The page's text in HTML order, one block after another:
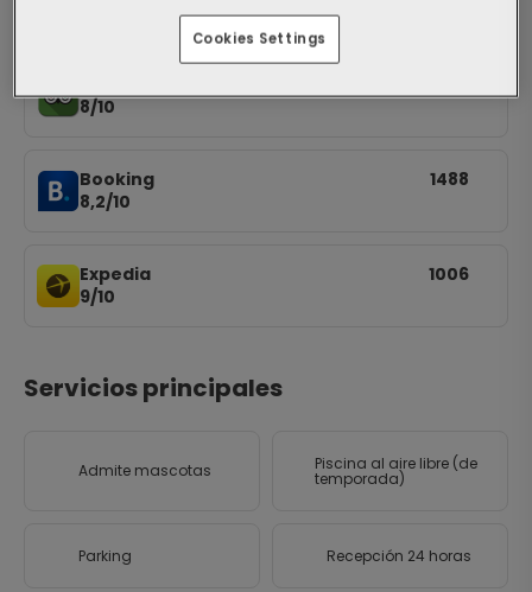
8/10
Booking
8,2/10
1488
Expedia
9/10
1006
Servicios principales
Admite mascotas Piscina al aire libre (de
temporada)
Parking Recepción 24 horas
Cookies Settings